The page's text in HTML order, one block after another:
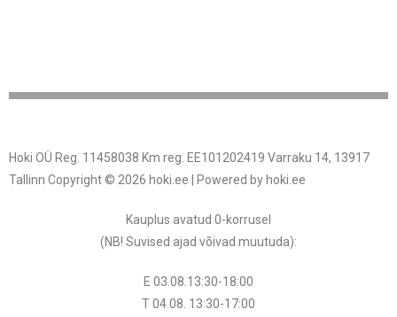
Hoki OÜ Reg. 11458038 Km reg. EE101202419 Varraku 14, 13917
Tallinn Copyright © 2026 hoki.ee | Powered by hoki.ee
Kauplus avatud 0-korrusel
(NB! Suvised ajad võivad muutuda):
E 03.08.13:30-18:00
T 04.08. 13:30-17:00